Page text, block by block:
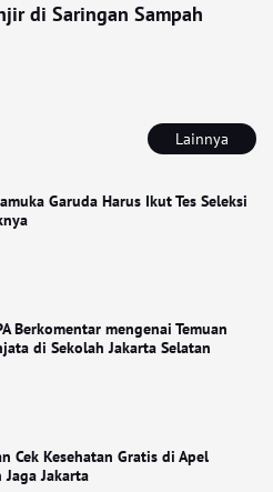
Lainnya
Garuda Harus Ikut Tes Seleksi
Berkomentar mengenai Temuan
di Sekolah Jakarta Selatan
Cek Kesehatan Gratis di Apel
Jaga Jakarta
di Saringan Sampah